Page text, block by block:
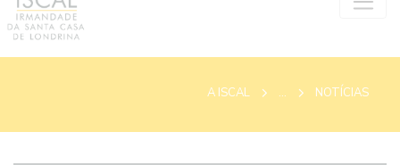
A ISCAL ... NOTÍCIAS